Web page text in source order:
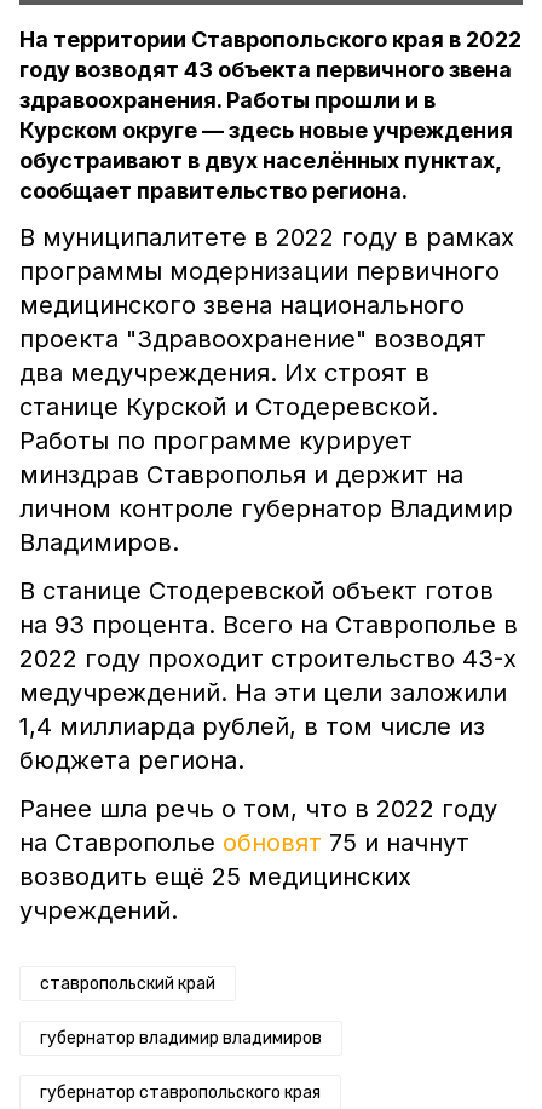
На территории Ставропольского края в 2022
году возводят 43 объекта первичного звена
здравоохранения. Работы прошли и в
Курском округе — здесь новые учреждения
обустраивают в двух населённых пунктах,
сообщает правительство региона.
В муниципалитете в 2022 году в рамках
программы модернизации первичного
медицинского звена национального
проекта "Здравоохранение" возводят
два медучреждения. Их строят в
станице Курской и Стодеревской.
Работы по программе курирует
минздрав Ставрополья и держит на
личном контроле губернатор Владимир
Владимиров.
В станице Стодеревской объект готов
на 93 процента. Всего на Ставрополье в
2022 году проходит строительство 43-х
медучреждений. На эти цели заложили
1,4 миллиарда рублей, в том числе из
бюджета региона.
Ранее шла речь о том, что в 2022 году
на Ставрополье обновят 75 и начнут
возводить ещё 25 медицинских
учреждений.
ставропольский край
губернатор владимир владимиров
губернатор ставропольского края